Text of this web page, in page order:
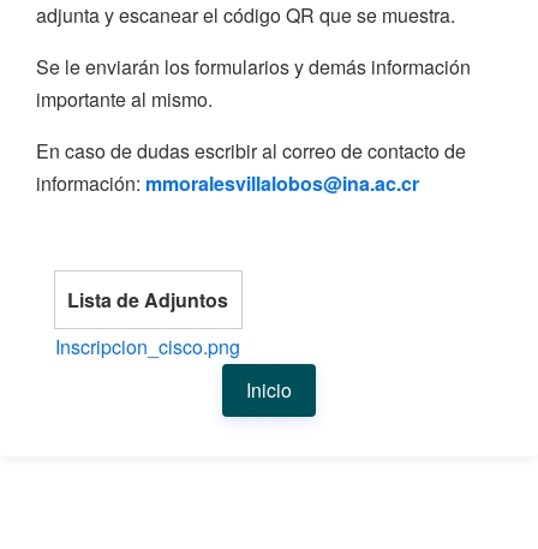
adjunta y escanear el código QR que se muestra.
Se le enviarán los formularios y demás información
importante al mismo.
En caso de dudas escribir al correo de contacto de
información: mmoralesvillalobos@ina.ac.cr
Lista de Adjuntos
Inscripcion_cisco.png
Inicio